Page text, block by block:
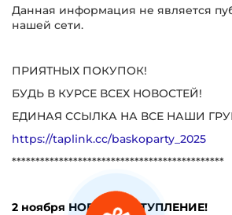
Данная информация не является
нашей сети.
ПРИЯТНЫХ ПОКУПОК!
БУДЬ В КУРСЕ ВСЕХ НОВОСТЕЙ!
ЕДИНАЯ ССЫЛКА НА ВСЕ НАШИ
https://taplink.cc/baskoparty_2025
*********************************************
2 ноября НОВОЕ ПОСТУПЛЕНИЕ!